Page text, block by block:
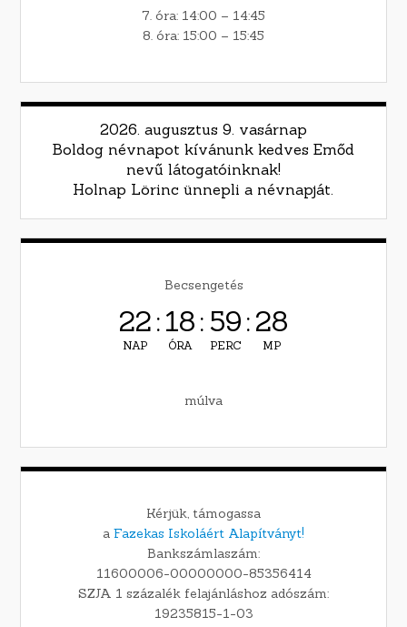
7. óra: 14:00 – 14:45
8. óra: 15:00 – 15:45
2026. augusztus 9. vasárnap
Boldog névnapot kívánunk kedves Emőd
nevű látogatóinknak!
Holnap Lörinc ünnepli a névnapját.
Becsengetés
22
NAP
:18
ÓRA
: 59
PERC
:27
MP
múlva
Kérjük, támogassa
a Fazekas Iskoláért Alapítványt!
Bankszámlaszám:
11600006-00000000-85356414
SZJA 1 százalék felajánláshoz adószám:
19235815-1-03